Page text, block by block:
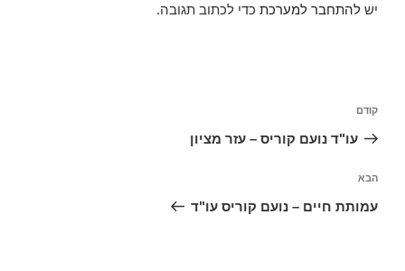
יש להתחבר למערכת כדי לכתוב תגובה.
הפוסט
הקודם
קודם
עו"ד נועם קוריס – עזר מציון
הפוסט
הבא
הבא
עמותת חיים – נועם קוריס עו"ד